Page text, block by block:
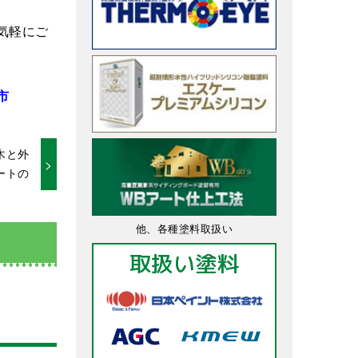
軽にご
と外
トの
他、各種塗料取扱い
取扱い塗料